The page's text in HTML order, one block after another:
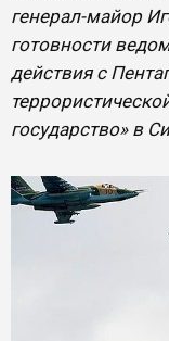
генерал-майор
готовности
действия с
государство» в